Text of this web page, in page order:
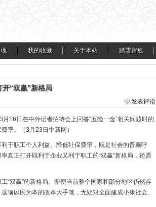
我的收藏 关于本站 踏雪留痕
“双赢”新格局
发表评论
16日在中外记者招待会上回答“五险一金”相关问题时的
率。（3月23日中新网）
于职工个人利益。降低社保费率，既是社会的普遍呼
真正打开既利于企业又利于职工的“双赢”新格局，还需
“双赢”的新格局。即便当前整个国家和部分地区仍然存
项以民为本的改革大手笔，无疑对全面建成小康社会、